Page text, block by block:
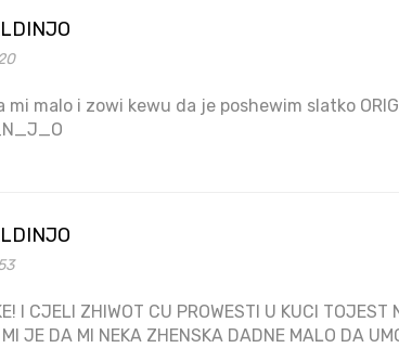
malo i zowi kewu da je poshewim slatko
I CJELI ZHIWOT CU PROWESTI U KUCI TOJEST
JE DA MI NEKA ZHENSKA DADNE MALO DA